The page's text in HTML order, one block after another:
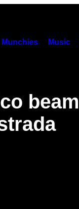
Munchies Music
beam